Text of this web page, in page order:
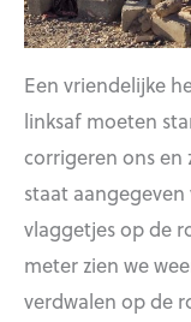
Een vriendelijke
linksaf moeten
corrigeren ons en
staat
vlaggetjes op de
meter zien we
verdwalen op de